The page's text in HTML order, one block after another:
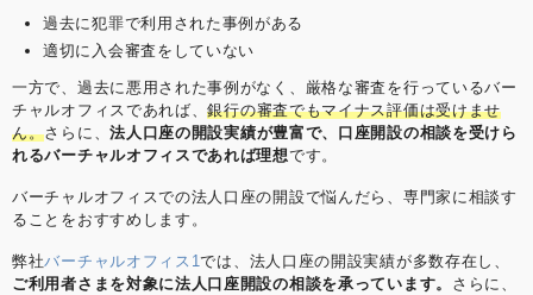
過去に犯罪で利用された事例がある
適切に入会審査をしていない
一方で、過去に悪用された事例がなく、厳格な審査を行っているバー
チャルオフィスであれば、銀行の審査でもマイナス評価は受けませ
ん。さらに、法人口座の開設実績が豊富で、口座開設の相談を受けら
れるバーチャルオフィスであれば理想です。
バーチャルオフィスでの法人口座の開設で悩んだら、専門家に相談す
ることをおすすめします。
弊社バーチャルオフィス1では、法人口座の開設実績が多数存在し、
ご利用者さまを対象に法人口座開設の相談を承っています。 さらに、